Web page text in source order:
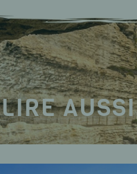
LIRE AUSSI